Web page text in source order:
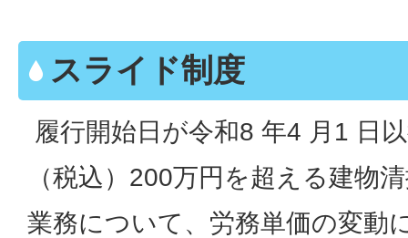
スライド制度
履行開始日が令和8 年4 月1 日
（税込）200万円を超える建物
業務について、労務単価の変動